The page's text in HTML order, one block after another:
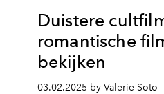
Duistere
romantische
bekijken
03.02.2025 by Valerie Soto